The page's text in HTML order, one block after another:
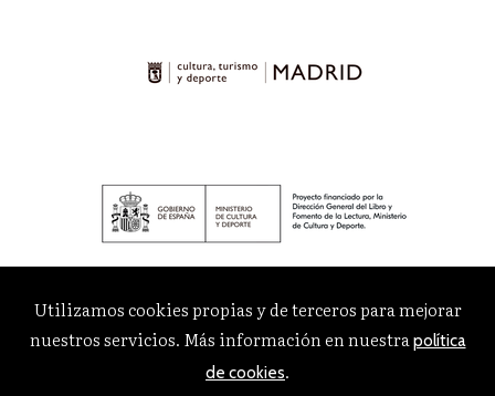
Utilizamos cookies propias y de terceros para mejorar
nuestros servicios. Más información en nuestrapolítica
de cookies.